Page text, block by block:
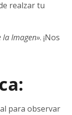
realzar tu
la Imagen». ¡Nos
para observar